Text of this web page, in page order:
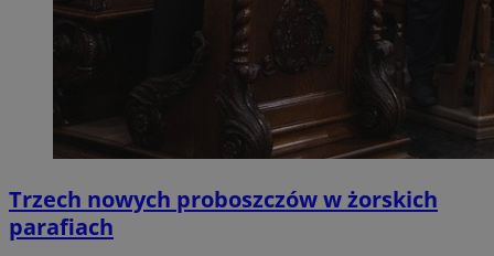
Trzech nowych proboszczów w żorskich
parafiach